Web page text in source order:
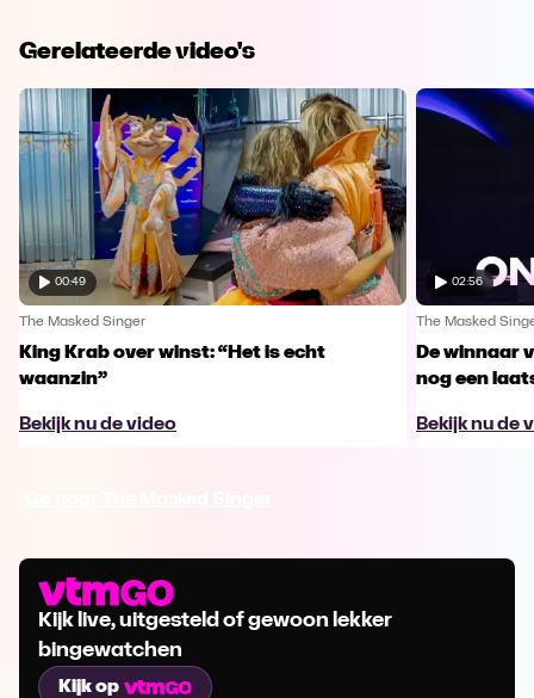
Gerelateerde video's
00:49
The Masked Singer
King Krab over winst: “Het is echt
waanzin”
Bekijk nu de video
02:56
The Masked
De winnaar
nog een
Bekijk nu de
Kijk live, uitgesteld of gewoon lekker
bingewatchen
Kijk op